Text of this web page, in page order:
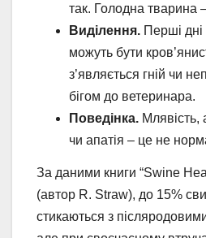
так. Голодна тварина
Виділення. Перші
можуть бути
з’являється гній чи
бігом до ветеринара.
Поведінка. Млявість,
чи апатія – це не
За даними книги “Swine
(автор R. Straw), до 15%
стикаються з